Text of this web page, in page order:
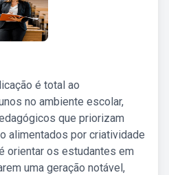
é total ao
no ambiente escolar,
que priorizam
alimentados por criatividade
orientar os estudantes em
uma geração notável,